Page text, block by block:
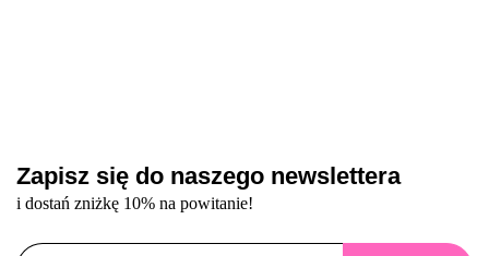
Zapisz się do naszego newslettera
i dostań zniżkę 10% na powitanie!